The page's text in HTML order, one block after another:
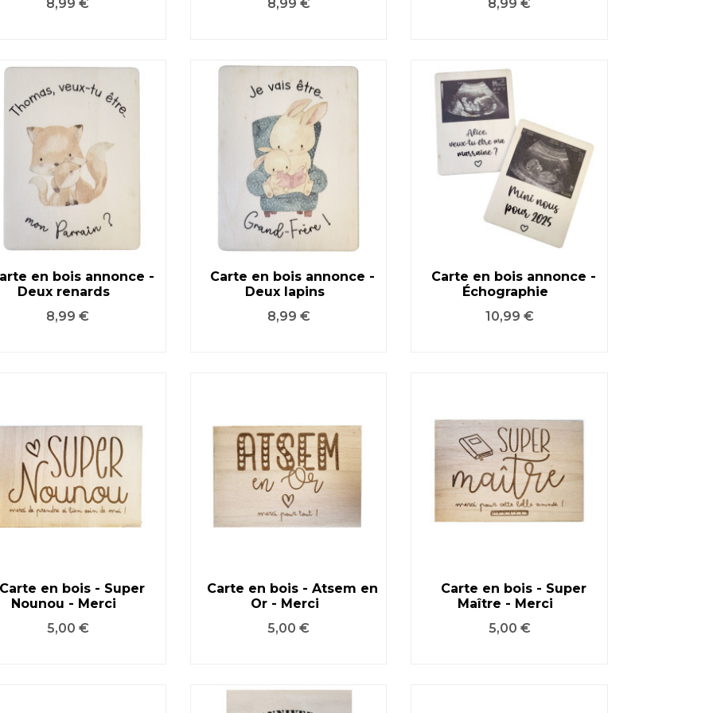
8,99 € 8,99 € 8,99 €
en bois annonce -
Deux renards
Prix
8,99 €
VOIR LE PRODUIT
Carte en bois annonce -
Deux lapins
Prix
8,99 €
VOIR LE PRODUIT
Carte en bois annonce -
Échographie
Prix
10,99 €
VOIR LE PRODUIT
en bois - Super
Nounou - Merci
Prix
5,00 €
VOIR LE PRODUIT
Carte en bois - Atsem en
Or - Merci
Prix
5,00 €
VOIR LE PRODUIT
Carte en bois - Super
Maître - Merci
Prix
5,00 €
VOIR LE PRODUIT